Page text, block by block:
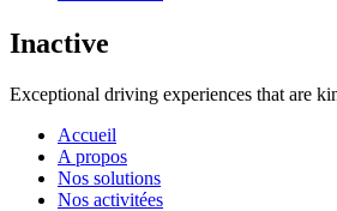
Inactive
Exceptional driving experiences that are
Accueil
A propos
Nos solutions
Nos activitées